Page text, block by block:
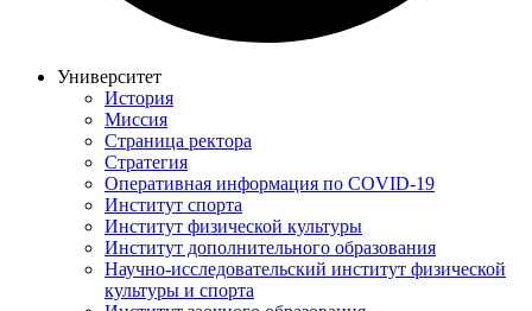
Университет
История
Миссия
Страница ректора
Стратегия
Оперативная информация по COVID-19
Институт спорта
Институт физической культуры
Институт дополнительного образования
Научно-исследовательский институт физической
культуры и спорта